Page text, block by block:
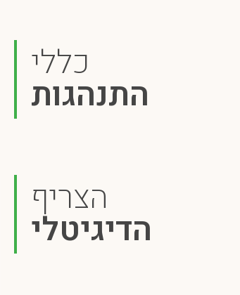
כללי
התנהגות
הצריף
הדיגיטלי